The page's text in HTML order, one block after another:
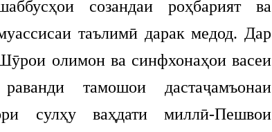
созандаи роҳбарият ва
таълимӣ дарак медод. Дар
олимон ва синфхонаҳои васеи
тамошои дастаҷамъонаи
сулҳу ваҳдати миллӣ-Пешвои